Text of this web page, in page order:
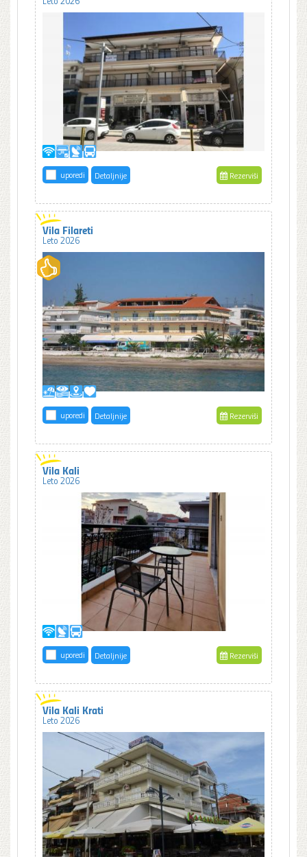
uporedi Detaljnije Rezerviši
Vila Filareti
Leto 2026
uporedi Detaljnije Rezerviši
Vila Kali
Leto 2026
uporedi Detaljnije Rezerviši
Vila Kali Krati
Leto 2026